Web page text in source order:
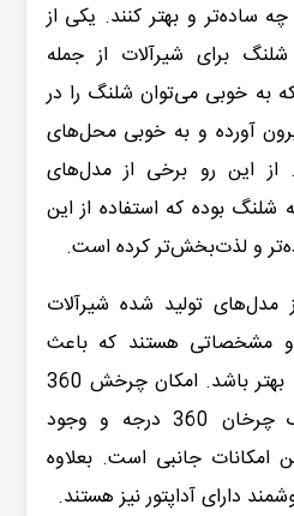
چه ساده‌تر و بهتر کنند. یکی از
برای شیرآلات از جمله
به خوبی می‌توان شلنگ را در
آورده و به خوبی محل‌های
از این رو برخی از مدل‌های
شلنگ بوده که استفاده از این
و لذت‌بخش‌تر کرده است.
تولید شده شیرآلات
و مشخصاتی هستند که باعث
شده قابلیت و کاربری آنها بهتر باشد. امکان چرخش 360
درجه و دارا بودن علمک چرخان 360 درجه و وجود
امکانات جانبی است. بعلاوه
دارای آداپتور نیز هستند.